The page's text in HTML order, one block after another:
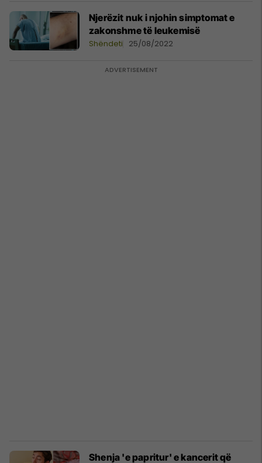
Njerëzit nuk i njohin simptomat e
zakonshme të leukemisë
Shëndeti 25/08/2022
Shenja 'e papritur' e kancerit që